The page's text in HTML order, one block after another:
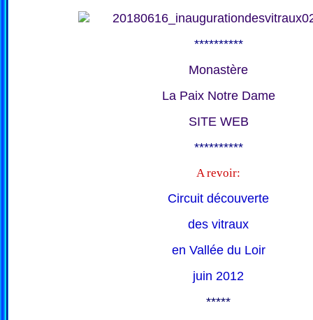
**********
Monastère
La Paix Notre Dame
SITE WEB
**********
A revoir:
Circuit découverte
des vitraux
en Vallée du Loir
juin 2012
*****